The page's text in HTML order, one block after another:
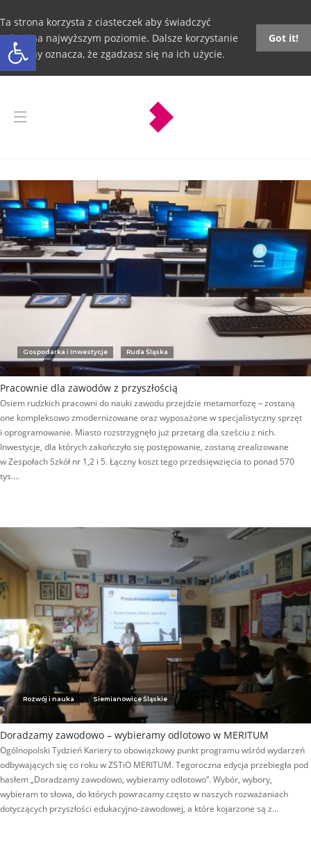
Otwórz pasek narzędzi
Ta strona korzysta z ciasteczek aby świadczyć
usługi na najwyższym poziomie. Dalsze korzystanie
ze strony oznacza, że zgadzasz się na ich użycie.
Got it!
Gospodarka i Inwestycje Ruda Śląska
Pracownie dla zawodów z przyszłością
Osiem rudzkich pracowni do nauki zawodu przejdzie metamorfozę – zostaną
one kompleksowo zmodernizowane oraz wyposażone w specjalistyczny sprzęt
i oprogramowanie. Miasto rozstrzygnęło już przetarg dla sześciu z nich.
Inwestycje, dla których zakończyło się postępowanie, zostaną zrealizowane
w Zespołach Szkół nr 1,2 i 5. Łączny koszt tego przedsięwzięcia to ponad 570
tys….
Rozwój i nauka Siemianowice Śląskie
Doradzamy zawodowo – wybieramy odlotowo w MERITUM
Ogólnopolski Tydzień Kariery to obowiązkowy punkt programu wśród wydarzeń
odbywających się co roku w ZSTiO MERITUM. Tegoroczna edycja przebiegła pod
hasłem „Doradzamy zawodowo, wybieramy odlotowo”. Wybór, wybory,
wybieram to słowa, do których powracamy często w naszych rozważaniach
dotyczących przyszłości edukacyjno-zawodowej, a które kojarzone są z…